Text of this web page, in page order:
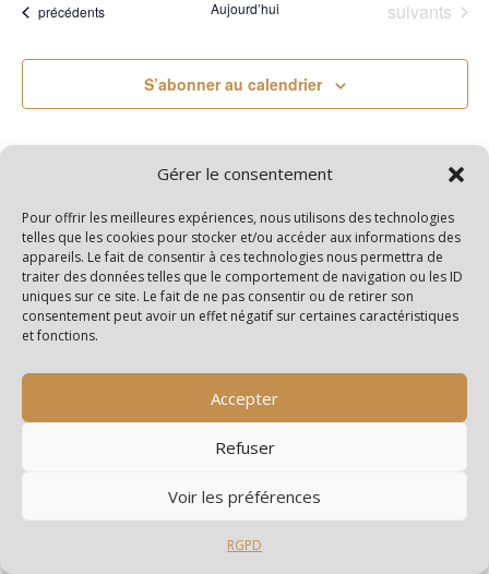
Gérer le consentement
Pour offrir les meilleures expériences, nous utilisons des technologies
telles que les cookies pour stocker et/ou accéder aux informations des
appareils. Le fait de consentir à ces technologies nous permettra de
traiter des données telles que le comportement de navigation ou les ID
uniques sur ce site. Le fait de ne pas consentir ou de retirer son
consentement peut avoir un effet négatif sur certaines caractéristiques
et fonctions.
Accepter
Refuser
Voir les préférences
RGPD
date.Évènements
précédents Aujourd’hui Évènements
suivants
S’abonner au calendrier
Catégories
Edito